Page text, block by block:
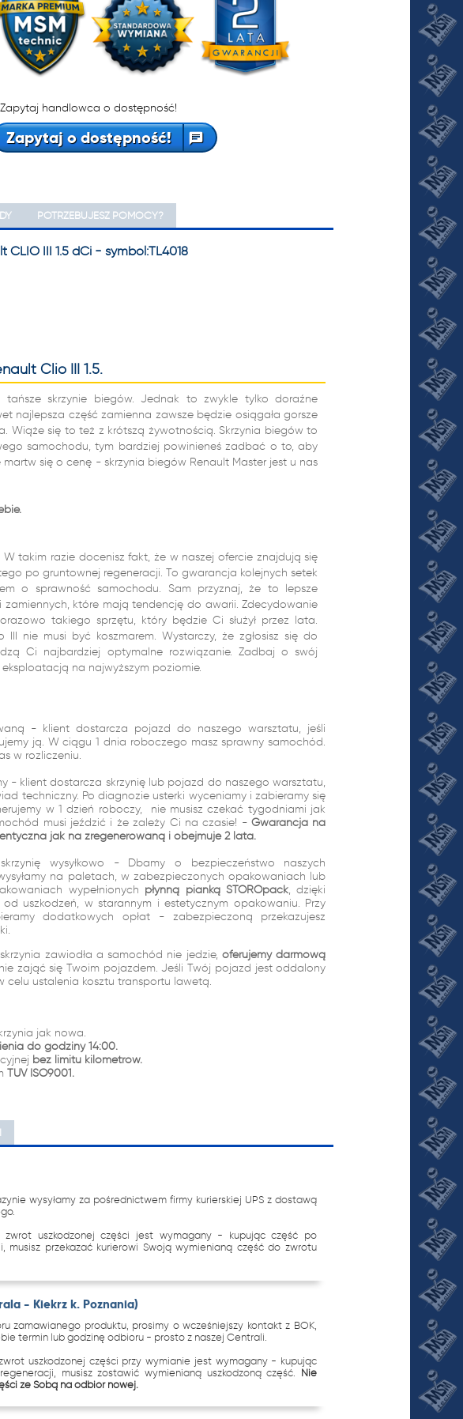
Zapytaj handlowca o dostępność!
Zapytaj o dostępność!
POTRZEBUJESZ POMOCY?
CLIO III 1.5 dCi - symbol:TL4018
Clio III 1.5.
skrzynie biegów. Jednak to zwykle tylko doraźne
najlepsza część zamienna zawsze będzie osiągała gorsze
Wiąże się to też z krótszą żywotnością. Skrzynia biegów to
samochodu, tym bardziej powinieneś zadbać o to, aby
się o cenę - skrzynia biegów Renault Master jest u nas
takim razie docenisz fakt, że w naszej ofercie znajdują się
po gruntownej regeneracji. To gwarancja kolejnych setek
o sprawność samochodu. Sam przyznaj, że to lepsze
zamiennych, które mają tendencję do awarii. Zdecydowanie
takiego sprzętu, który będzie Ci służył przez lata.
nie musi być koszmarem. Wystarczy, że zgłosisz się do
Ci najbardziej optymalne rozwiązanie. Zadbaj o swój
na najwyższym poziomie.
- klient dostarcza pojazd do naszego warsztatu, jeśli
ją. W ciągu 1 dnia roboczego masz sprawny samochód.
w rozliczeniu.
- klient dostarcza skrzynię lub pojazd do naszego warsztatu,
techniczny. Po diagnozie usterki wyceniamy i zabieramy się
w 1 dzień roboczy, nie musisz czekać tygodniami jak
musi jeździć i że zależy Ci na czasie! -Gwarancja na
jak na zregenerowaną i obejmuje 2 lata.
wysyłkowo - Dbamy o bezpieczeństwo naszych
na paletach, w zabezpieczonych opakowaniach lub
wypełnionych płynną pianką STOROpack, dzięki
uszkodzeń, w starannym i estetycznym opakowaniu. Przy
dodatkowych opłat - zabezpieczoną przekazujesz
zawiodła a samochód nie jedzie,oferujemy darmową
zająć się Twoim pojazdem. Jeśli Twój pojazd jest oddalony
celu ustalenia kosztu transportu lawetą.
jak nowa.
do godziny 14:00.
bez limitu kilometrów.
TUV ISO9001.
wysyłamy za pośrednictwem firmy kurierskiej UPS z dostawą
zwrot uszkodzonej części jest wymagany - kupując część po
musisz przekazać kurierowi Swoją wymienianą część do zwrotu
- Kiekrz k. Poznania)
zamawianego produktu, prosimy o wcześniejszy kontakt z BOK,
termin lub godzinę odbioru - prosto z naszej Centrali.
uszkodzonej części przy wymianie jest wymagany - kupując
musisz zostawić wymienianą uszkodzoną część. Nie
ze Sobą na odbiór nowej.